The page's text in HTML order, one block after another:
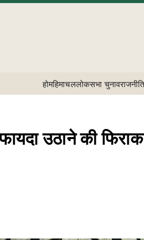
होमहिमाचललोकसभा चुनाव
उठाने की